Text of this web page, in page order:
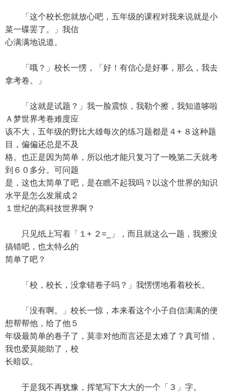
「这个校长您就放心吧，五年级的课程对我来说就是小
菜一碟罢了。」我信
心满满地说道。
「哦？」校长一愣，「好！有信心是好事，那么，我去
拿考卷。」
「这就是试题？」我一脸震惊，我勒个擦，我知道哆啦
Ａ梦世界考卷难度应
该不大，五年级的野比大雄每次的练习题都是４+ ８这种题
目，偏偏还总是不及
格。也正是因为简单，所以他才能只复习了一晚第二天就考
到６０多分。可问题
是，这也太简单了吧，是在瞧不起我吗？以这个世界的知识
水平是怎么发展成２
１世纪的高科技世界啊？
只见纸上写着「１+ ２=_」，而且就这么一题，我擦没
搞错吧，也太特么的
简单了吧？
「校，校长，没拿错卷子吗？」我愣愣地看着校长。
「没有啊。」校长一惊，本来看这个小子自信满满的便
想帮帮他，给了他５
年级最简单的卷子了，莫非对他而言还是太难了？真可惜，
我也爱莫能助了，校
长暗叹。
于是我不再犹豫，挥笔写下大大的一个「３」字。